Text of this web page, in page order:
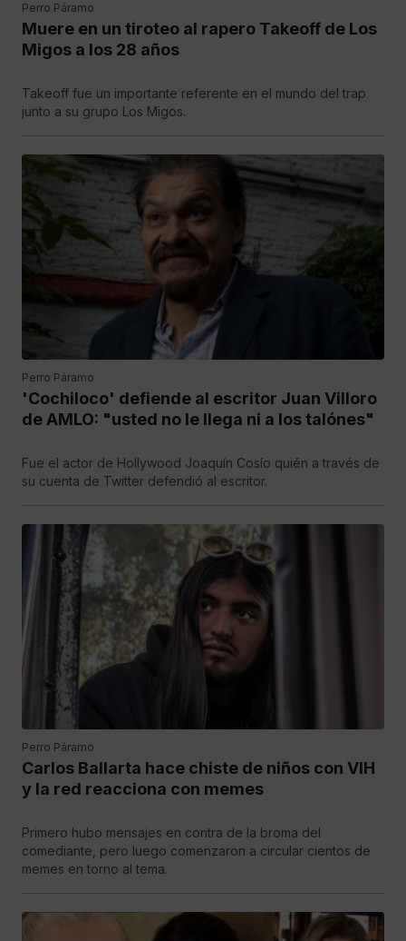
Perro Páramo
Muere en un tiroteo al rapero Takeoff de Los
Migos a los 28 años
Takeoff fue un importante referente en el mundo del trap
junto a su grupo Los Migos.
Perro Páramo
'Cochiloco' defiende al escritor Juan Villoro
de AMLO: "usted no le llega ni a los talónes"
Fue el actor de Hollywood Joaquín Cosío quién a través de
su cuenta de Twitter defendió al escritor.
Perro Páramo
Carlos Ballarta hace chiste de niños con VIH
y la red reacciona con memes
Primero hubo mensajes en contra de la broma del
comediante, pero luego comenzaron a circular cientos de
memes en torno al tema.